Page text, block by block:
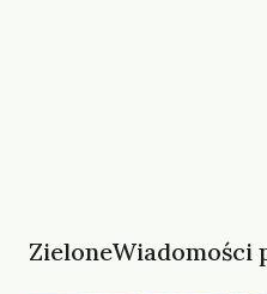
ZieloneWiadomości